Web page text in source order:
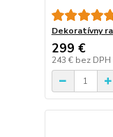
Dekoratívny
299 €
243 € bez DPH